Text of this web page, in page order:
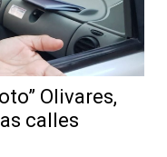
Olivares,
calles